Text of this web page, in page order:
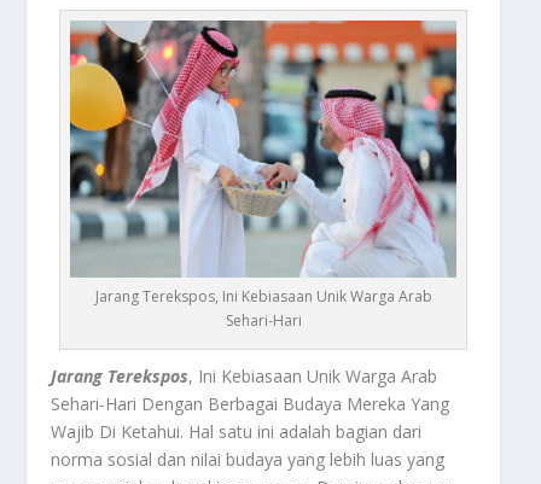
Jarang Terekspos, Ini Kebiasaan Unik Warga Arab
Sehari-Hari
Jarang Terekspos, Ini Kebiasaan Unik Warga Arab
Sehari-Hari Dengan Berbagai Budaya Mereka Yang
Wajib Di Ketahui. Hal satu ini adalah bagian dari
norma sosial dan nilai budaya yang lebih luas yang